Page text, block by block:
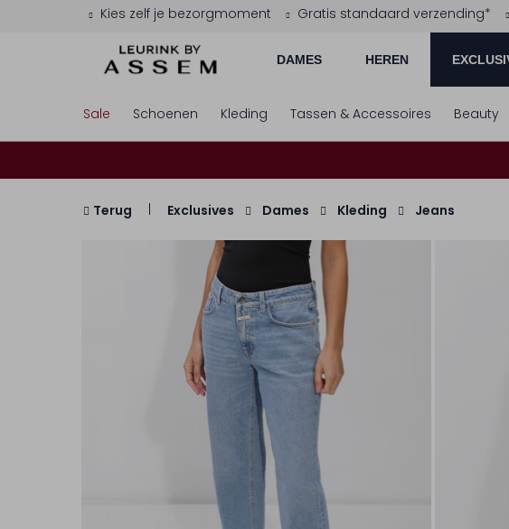
Kies zelf je bezorgmoment Gratis standaard verzending*
DAMES HEREN
Sale Schoenen Kleding Tassen & Accessoires Beauty
Terug Exclusives Dames Kleding Jeans